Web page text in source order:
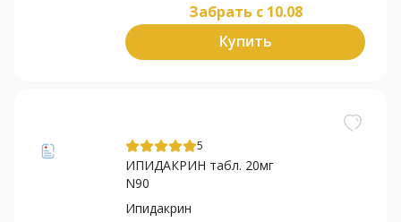
Забрать c 10.08
Купить
5
ИПИДАКРИН табл. 20мг
N90
Ипидакрин